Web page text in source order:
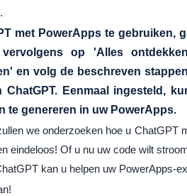
met PowerApps te gebruiken,
op 'Alles
en volg de beschreven
ChatGPT. Eenmaal ingesteld,
te genereren in uw PowerApps.
we onderzoeken hoe u
eindeloos! Of u nu uw code wilt
kan u helpen uw PowerApps-